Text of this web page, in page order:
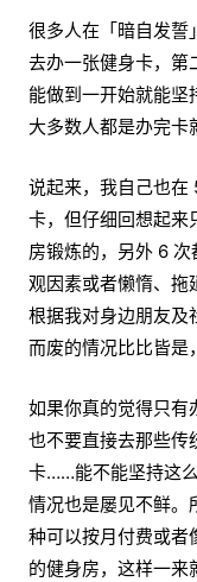
很多人在「暗自发誓
去办一张健身卡，第
能做到一开始就能坚
大多数人都是办完卡
说起来，我自己也在
卡，但仔细回想起来
房锻炼的，另外 6
观因素或者懒惰、拖
根据我对身边朋友及
而废的情况比比皆是
如果你真的觉得只有
也不要直接去那些传
卡……能不能坚持这
情况也是屡见不鲜。
种可以按月付费或者
的健身房，这样一来